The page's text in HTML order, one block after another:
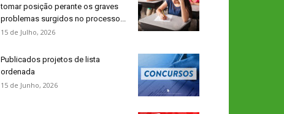
tomar posição perante os graves
problemas surgidos no processo...
15 de Julho, 2026
Publicados projetos de lista
ordenada
15 de Junho, 2026